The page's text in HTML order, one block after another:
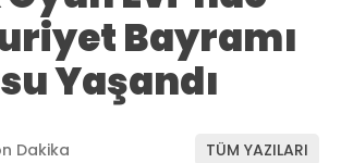
Bayramı
Yaşandı
Dakika TÜM YAZILARI